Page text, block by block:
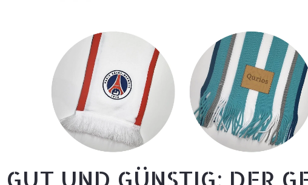
GUT UND GÜNSTIG: DER